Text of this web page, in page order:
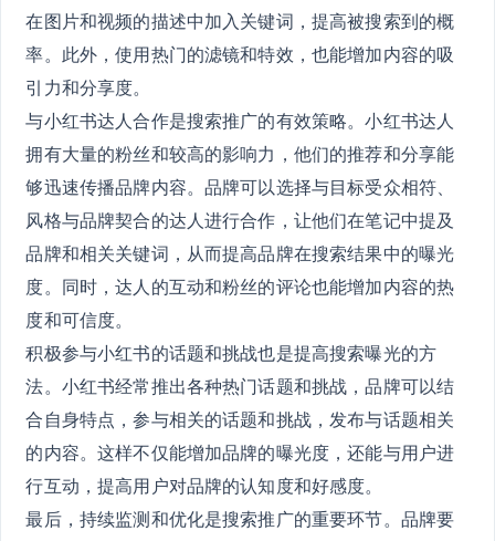
在图片和视频的描述中加入关键词，提高被搜索到的概
率。此外，使用热门的滤镜和特效，也能增加内容的吸
引力和分享度。
与小红书达人合作是搜索推广的有效策略。小红书达人
拥有大量的粉丝和较高的影响力，他们的推荐和分享能
够迅速传播品牌内容。品牌可以选择与目标受众相符、
风格与品牌契合的达人进行合作，让他们在笔记中提及
品牌和相关关键词，从而提高品牌在搜索结果中的曝光
度。同时，达人的互动和粉丝的评论也能增加内容的热
度和可信度。
积极参与小红书的话题和挑战也是提高搜索曝光的方
法。小红书经常推出各种热门话题和挑战，品牌可以结
合自身特点，参与相关的话题和挑战，发布与话题相关
的内容。这样不仅能增加品牌的曝光度，还能与用户进
行互动，提高用户对品牌的认知度和好感度。
最后，持续监测和优化是搜索推广的重要环节。品牌要